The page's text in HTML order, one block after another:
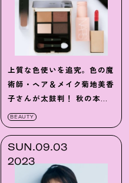
上質な色使いを追究。色の魔
術師・ヘア＆メイク菊地美香
子さんが太鼓判 ！ 秋の本命
コスメ9選
BEAUTY
SUN.09.03
2023